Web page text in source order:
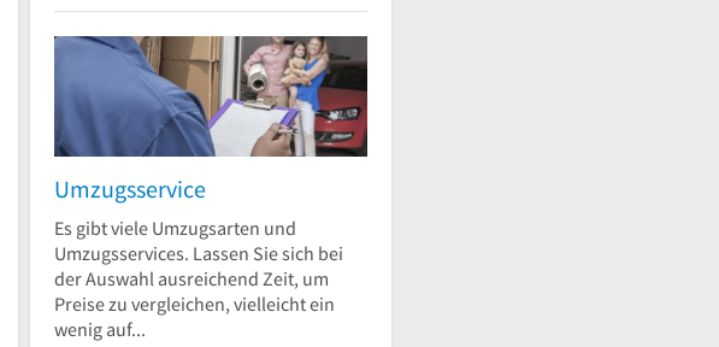
Umzugsservice
Es gibt viele Umzugsarten und
Umzugsservices. Lassen Sie sich bei
der Auswahl ausreichend Zeit, um
Preise zu vergleichen, vielleicht ein
wenig auf...